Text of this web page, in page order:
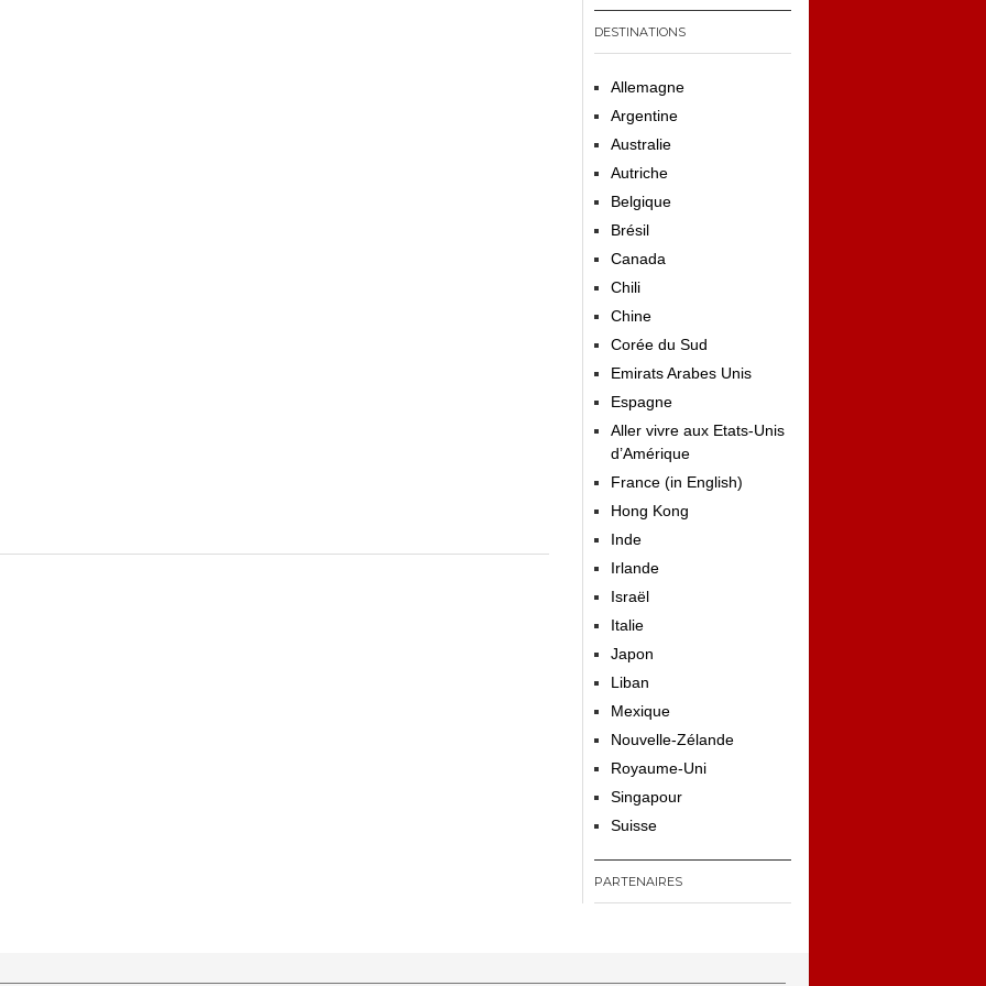
DESTINATIONS
Allemagne
Argentine
Australie
Autriche
Belgique
Brésil
Canada
Chili
Chine
Corée du Sud
Emirats Arabes Unis
Espagne
Aller vivre aux Etats-Unis
d’Amérique
France (in English)
Hong Kong
Inde
Irlande
Israël
Italie
Japon
Liban
Mexique
Nouvelle-Zélande
Royaume-Uni
Singapour
Suisse
PARTENAIRES